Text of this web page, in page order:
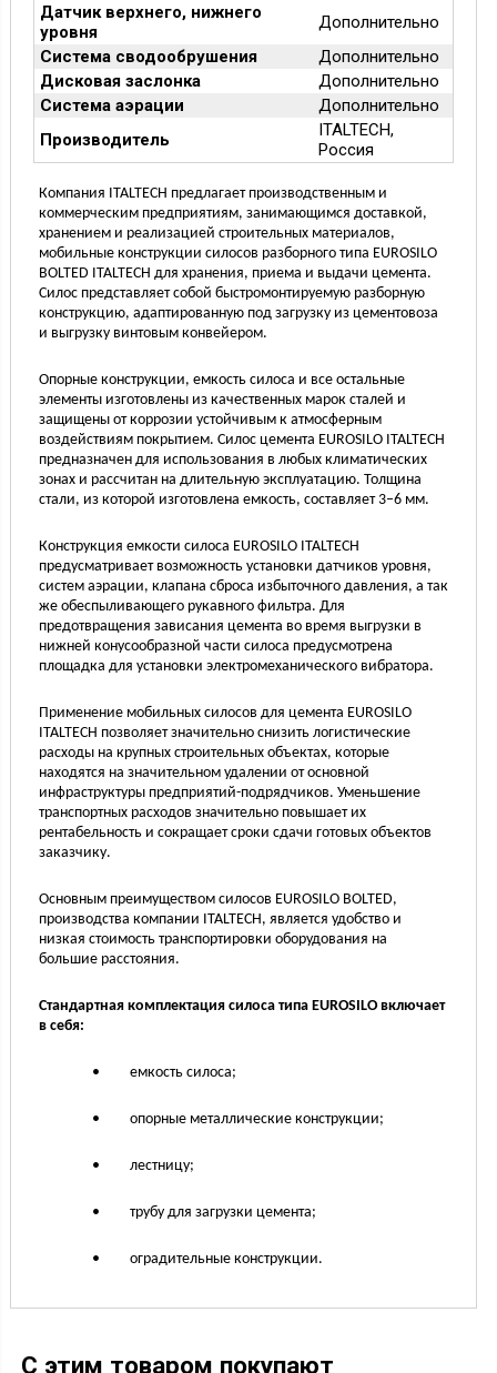
Датчик верхнего, нижнего
уровня
Дополнительно
Система сводообрушения
Дополнительно
Дисковая заслонка
Дополнительно
Система аэрации
Дополнительно
Производитель
ITALTECH,
Россия
Компания ITALTECH предлагает производственным и
коммерческим предприятиям, занимающимся доставкой,
хранением и реализацией строительных материалов,
мобильные конструкции силосов разборного типа EUROSILO
BOLTED ITALTECH для хранения, приема и выдачи цемента.
Силос представляет собой быстромонтируемую разборную
конструкцию, адаптированную под загрузку из цементовоза
и выгрузку винтовым конвейером.
Опорные конструкции, емкость силоса и все остальные
элементы изготовлены из качественных марок сталей и
защищены от коррозии устойчивым к атмосферным
воздействиям покрытием. Силос цемента EUROSILO ITALTECH
предназначен для использования в любых климатических
зонах и рассчитан на длительную эксплуатацию. Толщина
стали, из которой изготовлена емкость, составляет 3–6 мм.
Конструкция емкости силоса EUROSILO ITALTECH
предусматривает возможность установки датчиков уровня,
систем аэрации, клапана сброса избыточного давления, а так
же обеспыливающего рукавного фильтра. Для
предотвращения зависания цемента во время выгрузки в
нижней конусообразной части силоса предусмотрена
площадка для установки электромеханического вибратора.
Применение мобильных силосов для цемента EUROSILO
ITALTECH позволяет значительно снизить логистические
расходы на крупных строительных объектах, которые
находятся на значительном удалении от основной
инфраструктуры предприятий-подрядчиков. Уменьшение
транспортных расходов значительно повышает их
рентабельность и сокращает сроки сдачи готовых объектов
заказчику.
Основным преимуществом силосов EUROSILO BOLTED,
производства компании ITALTECH, является удобство и
низкая стоимость транспортировки оборудования на
большие расстояния.
Стандартная комплектация силоса типа EUROSILO включает
в себя:
• емкость силоса;
• опорные металлические конструкции;
• лестницу;
• трубу для загрузки цемента;
• оградительные конструкции.
С этим товаром покупают